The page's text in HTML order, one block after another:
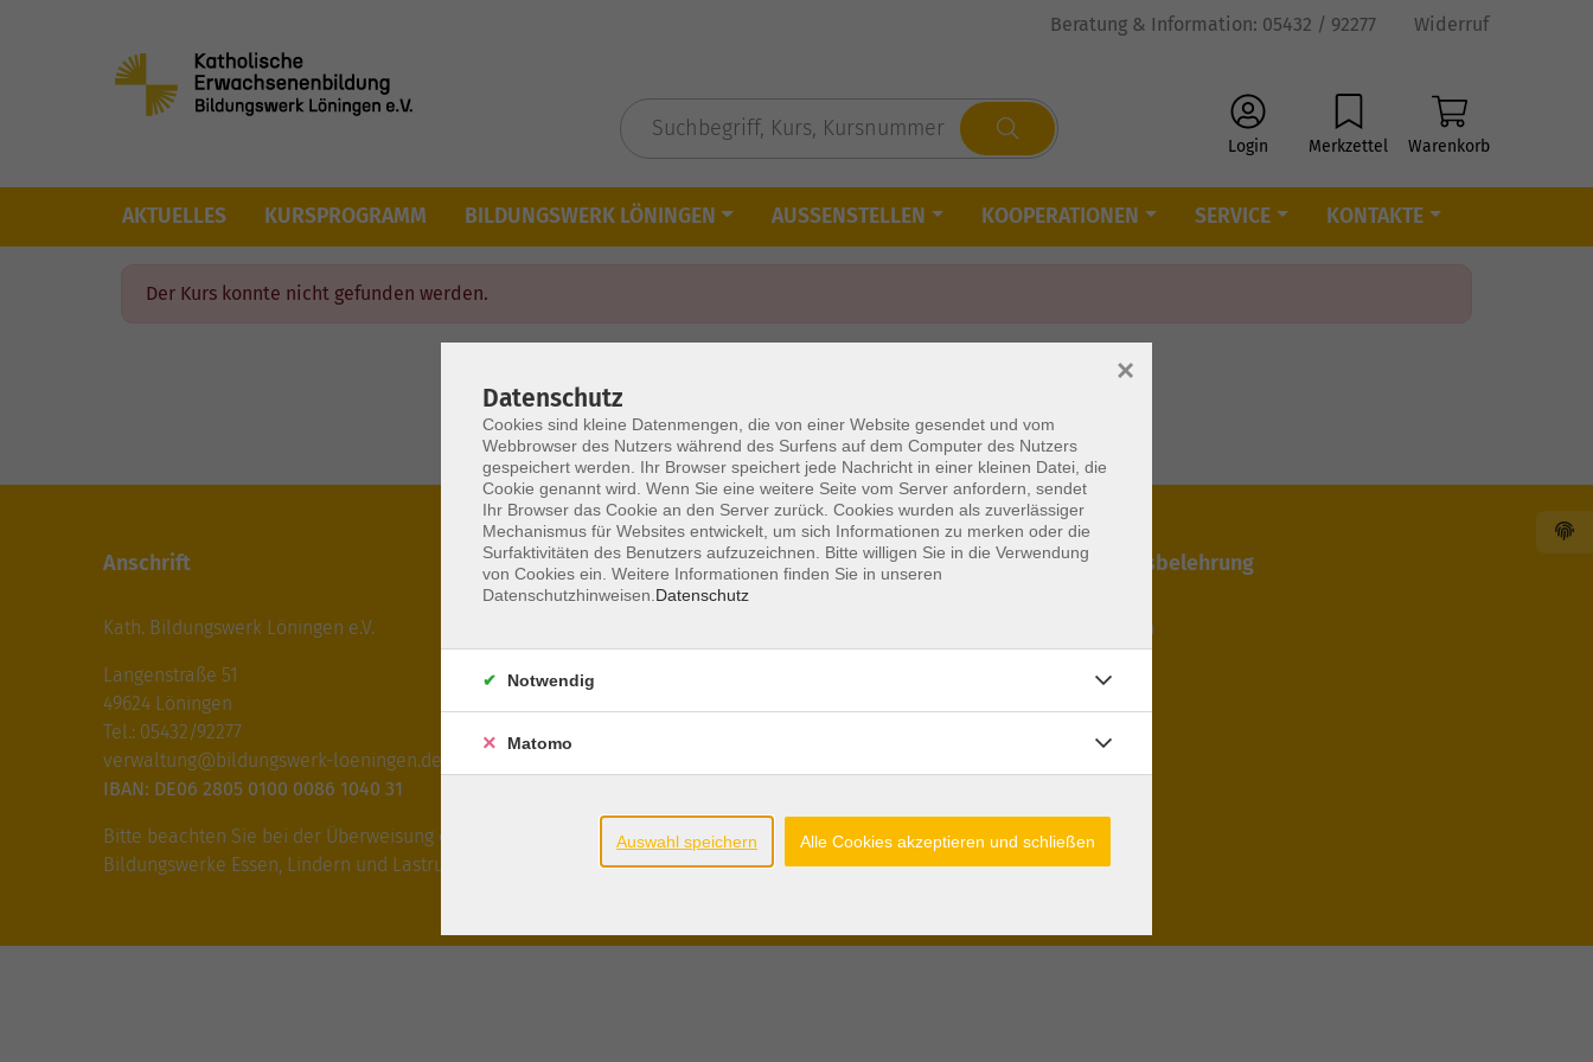
Skip to main content
Beratung & Information: 05432 / 92277 Widerruf
Login Merkzettel Warenkorb
AKTUELLES KURSPROGRAMM BILDUNGSWERK LÖNINGEN AUSSENSTELLEN KOOPERATIONEN SERVICE KONTAKTE
Der Kurs konnte nicht gefunden werden.
Anschrift
Kath. Bildungswerk Löningen e.V.
Langenstraße 51
49624 Löningen
Tel.: 05432/92277
verwaltung@bildungswerk-loeningen.de
IBAN: DE06 2805 0100 0086 1040 31
Bitte beachten Sie bei der Überweisung die IBAN für die
Bildungswerke Essen, Lindern und Lastrup!
Öffnungszeiten
Di. + Do.
15.00 - 17.00 Uhr
AGB´s und Widerrufsbelehrung
Teilnahmebedingungen
Datenschutz
Cookies sind kleine Datenmengen, die von einer Website gesendet und vom
Webbrowser des Nutzers während des Surfens auf dem Computer des Nutzers
gespeichert werden. Ihr Browser speichert jede Nachricht in einer kleinen Datei, die
Cookie genannt wird. Wenn Sie eine weitere Seite vom Server anfordern, sendet
Ihr Browser das Cookie an den Server zurück. Cookies wurden als zuverlässiger
Mechanismus für Websites entwickelt, um sich Informationen zu merken oder die
Surfaktivitäten des Benutzers aufzuzeichnen. Bitte willigen Sie in die Verwendung
von Cookies ein. Weitere Informationen finden Sie in unseren
Datenschutzhinweisen. Datenschutz
×
Notwendig
Matomo
Auswahl speichern Alle Cookies akzeptieren und schließen